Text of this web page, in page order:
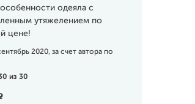
одеяла с
утяжелением по
цене!
2020, за счет автора по
из 30